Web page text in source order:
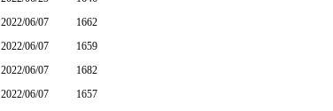
2022/06/07
1662
2022/06/07
1659
2022/06/07
1682
2022/06/07
1657